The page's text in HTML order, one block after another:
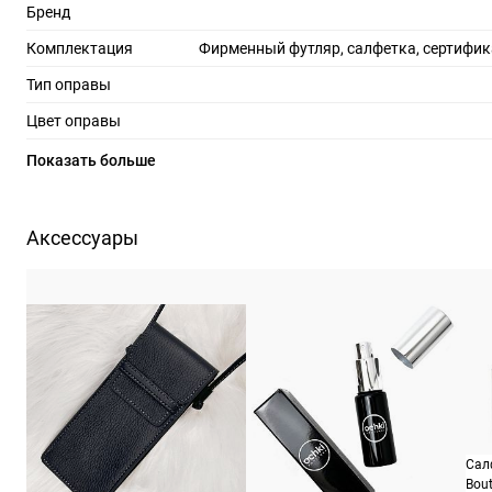
Бренд
Комплектация Фирменный футляр, салфетка,
Тип оправы
Цвет оправы
Материал оправы
Производитель
Показать больше
Аксессуары